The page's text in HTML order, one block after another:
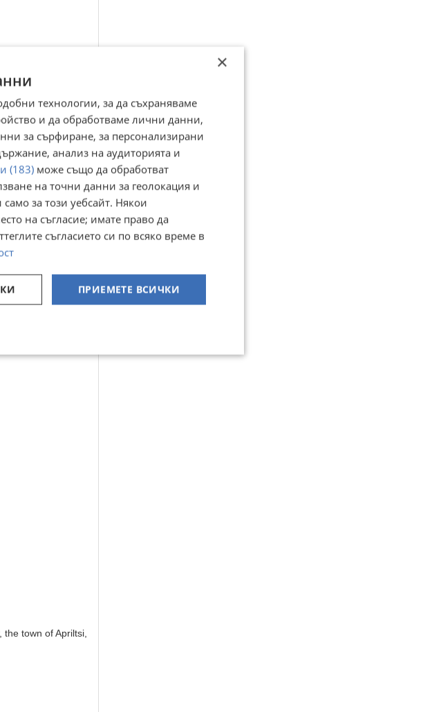
Bulgaria, namely
Today, the
combines
Stana, at the
with an
town of Apriltsi,
×
технологии, за да съхраняваме
и да обработваме лични данни,
за сърфиране, за персонализирани
анализ на аудиторията и
(183) може също да обработват
на точни данни за геолокация и
за този уебсайт. Някои
на съгласие; имате право да
съгласието си по всяко време в
ПРИЕМЕТЕ ВСИЧКИ